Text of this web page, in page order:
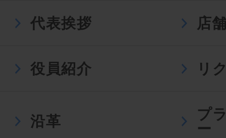
代表挨拶 店
役員紹介 リ
沿革
プ
ー